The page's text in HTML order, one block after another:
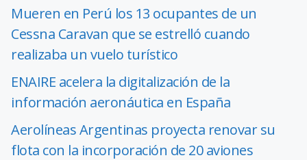
Mueren en Perú los 13 ocupantes de un
Cessna Caravan que se estrelló cuando
realizaba un vuelo turístico
ENAIRE acelera la digitalización de la
información aeronáutica en España
Aerolíneas Argentinas proyecta renovar su
flota con la incorporación de 20 aviones